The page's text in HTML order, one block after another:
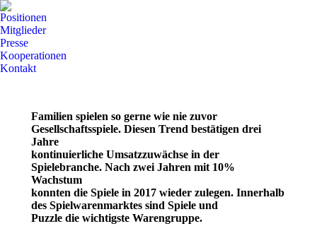
Positionen
Mitglieder
Presse
Kooperationen
Kontakt
Familien spielen so gerne wie nie zuvor
Gesellschaftsspiele. Diesen Trend bestätigen drei
Jahre
kontinuierliche Umsatzzuwächse in der
Spielebranche. Nach zwei Jahren mit 10%
Wachstum
konnten die Spiele in 2017 wieder zulegen. Innerhalb
des Spielwarenmarktes sind Spiele und
Puzzle die wichtigste Warengruppe.